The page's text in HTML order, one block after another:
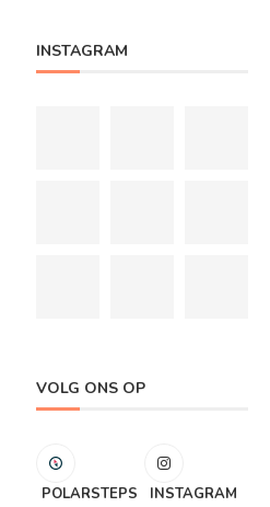
INSTAGRAM
VOLG ONS OP
POLARSTEPS INSTAGRAM